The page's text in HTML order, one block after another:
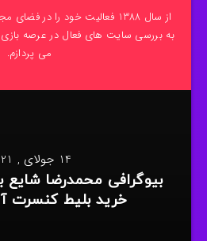
از سال 1388 فعالیت خود را در
به بررسی سایت های فعال در عرصه
می پردازم.
14 جولای , 2021
بیوگرافی محمدرضا شایع
خرید بلیط کنسرت